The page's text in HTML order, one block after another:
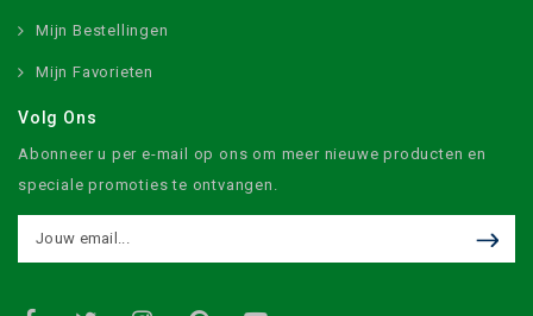
Mijn Bestellingen
Mijn Favorieten
Volg Ons
Abonneer u per e-mail op ons om meer nieuwe producten en
speciale promoties te ontvangen.